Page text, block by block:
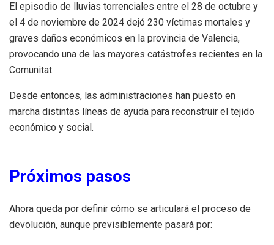
El episodio de lluvias torrenciales entre el 28 de octubre y
el 4 de noviembre de 2024 dejó 230 víctimas mortales y
graves daños económicos en la provincia de Valencia,
provocando una de las mayores catástrofes recientes en la
Comunitat.
Desde entonces, las administraciones han puesto en
marcha distintas líneas de ayuda para reconstruir el tejido
económico y social.
Próximos pasos
Ahora queda por definir cómo se articulará el proceso de
devolución, aunque previsiblemente pasará por: